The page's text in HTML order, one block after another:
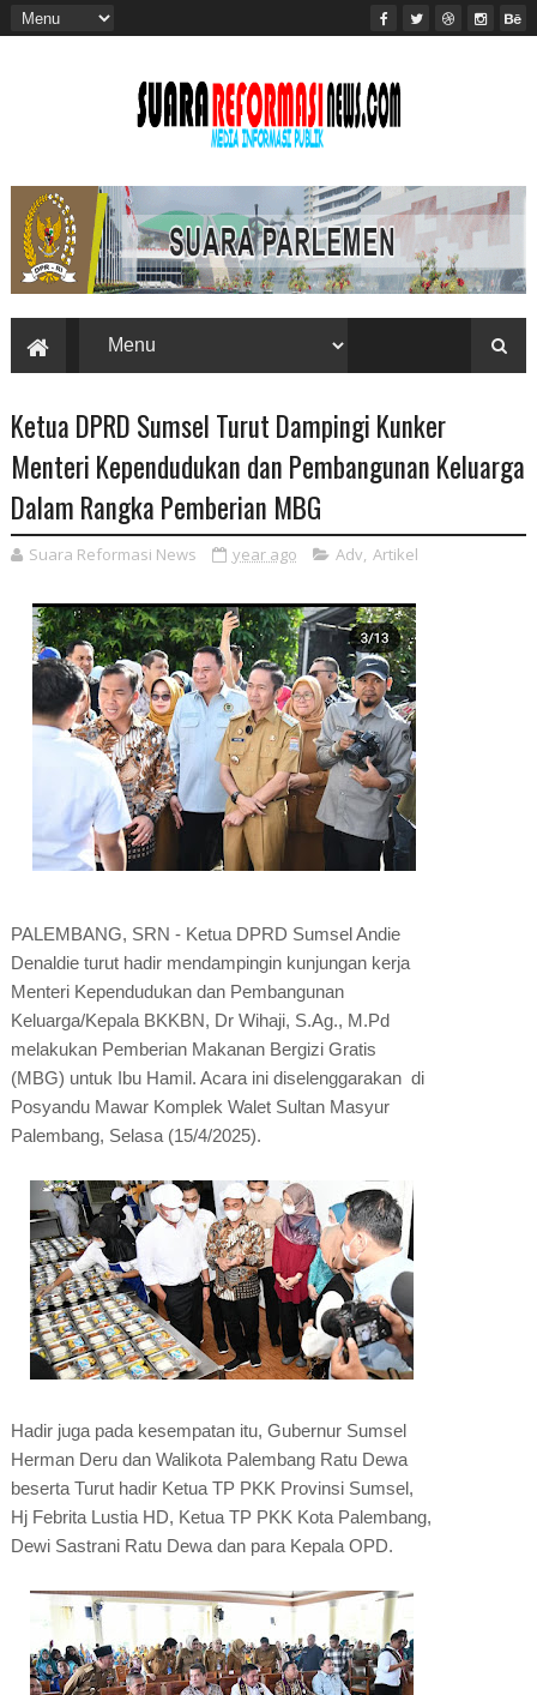
Ketua DPRD Sumsel Turut Dampingi Kunker
Menteri Kependudukan dan Pembangunan Keluarga
Dalam Rangka Pemberian MBG
Suara Reformasi News year ago Adv, Artikel
PALEMBANG, SRN - Ketua DPRD Sumsel Andie
Denaldie turut hadir mendampingin kunjungan kerja
Menteri Kependudukan dan Pembangunan
Keluarga/Kepala BKKBN, Dr Wihaji, S.Ag., M.Pd
melakukan Pemberian Makanan Bergizi Gratis
(MBG) untuk Ibu Hamil. Acara ini diselenggarakan di
Posyandu Mawar Komplek Walet Sultan Masyur
Palembang, Selasa (15/4/2025).
Hadir juga pada kesempatan itu, Gubernur Sumsel
Herman Deru dan Walikota Palembang Ratu Dewa
beserta Turut hadir Ketua TP PKK Provinsi Sumsel,
Hj Febrita Lustia HD, Ketua TP PKK Kota Palembang,
Dewi Sastrani Ratu Dewa dan para Kepala OPD.